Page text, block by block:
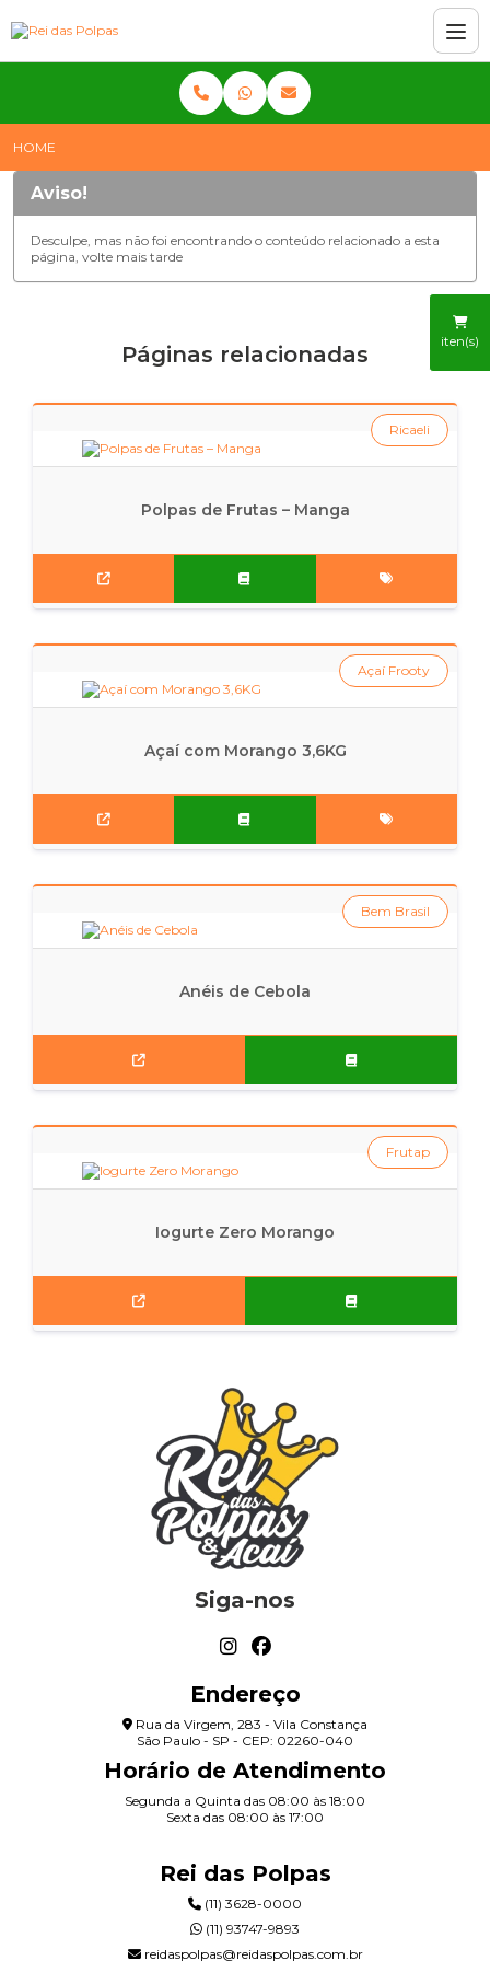
iten(s)
HOME
Aviso!
Desculpe, mas não foi encontrando o conteúdo relacionado a esta
página, volte mais tarde
Páginas relacionadas
Polpas de Frutas – Manga
Ricaeli
Açaí com Morango 3,6KG
Açaí Frooty
Anéis de Cebola
Bem Brasil
Iogurte Zero Morango
Frutap
Siga-nos
Endereço
Rua da Virgem, 283 - Vila Constança
São Paulo - SP - CEP: 02260-040
Horário de Atendimento
Segunda a Quinta das 08:00 às 18:00
Sexta das 08:00 às 17:00
Rei das Polpas
(11) 3628-0000
(11) 93747-9893
reidaspolpas@reidaspolpas.com.br